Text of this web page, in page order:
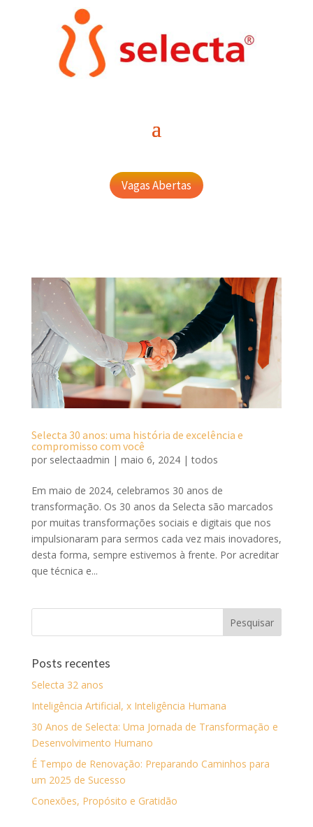
Vagas Abertas
Selecta 30 anos: uma história de excelência e
compromisso com você
por selectaadmin | maio 6, 2024|todos
Em maio de 2024, celebramos 30 anos de
transformação. Os 30 anos da Selecta são marcados
por muitas transformações sociais e digitais que nos
impulsionaram para sermos cada vez mais inovadores,
desta forma, sempre estivemos à frente. Por acreditar
que técnica e...
Posts recentes
Selecta 32 anos
Inteligência Artificial, x Inteligência Humana
30 Anos de Selecta: Uma Jornada de Transformação e
Desenvolvimento Humano
É Tempo de Renovação: Preparando Caminhos para
um 2025 de Sucesso
Conexões, Propósito e Gratidão